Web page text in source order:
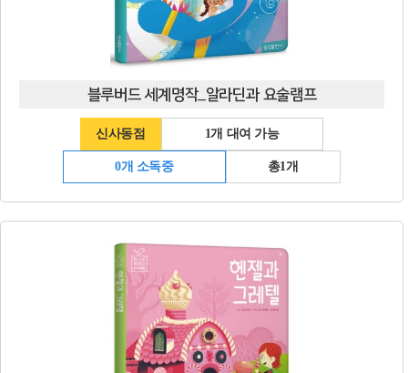
블루버드 세계명작_알라딘과 요술램프
신사동점 1개 대여 가능
0개 소독중 총1개